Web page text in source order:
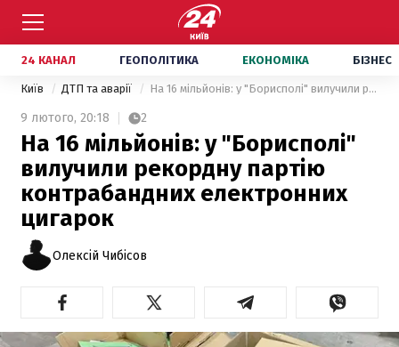
24 КАНАЛ ГЕОПОЛІТИКА ЕКОНОМІКА БІЗНЕС
Київ ДТП та аварії На 16 мільйонів: у "Борисполі" вилучили рекордну партію контрабандних електронних цигарок
9 лютого, 20:18 2
На 16 мільйонів: у "Борисполі"
вилучили рекордну партію
контрабандних електронних
цигарок
Олексій Чибісов